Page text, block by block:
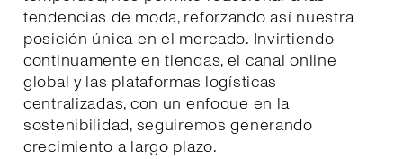
tendencias de moda, reforzando así nuestra
posición única en el mercado. Invirtiendo
continuamente en tiendas, el canal online
global y las plataformas logísticas
centralizadas, con un enfoque en la
sostenibilidad, seguiremos generando
crecimiento a largo plazo.